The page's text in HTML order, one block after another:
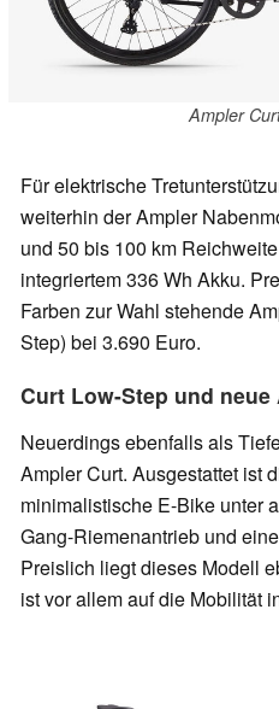
Ampler
Für elektrische
weiterhin der Ampler
und 50 bis 100 km
integriertem 336 Wh Akku.
Farben zur Wahl stehende
Step) bei 3.690 Euro.
Curt Low-Step und neue
Neuerdings ebenfalls als
Ampler Curt. Ausgestattet ist
minimalistische E-Bike unter
Gang-Riemenantrieb und
Preislich liegt dieses Modell
ist vor allem auf die Mobilität